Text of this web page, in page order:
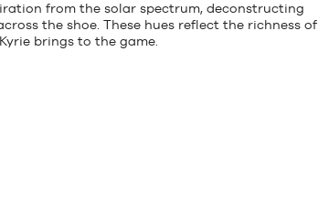
from the solar spectrum, deconstructing
the shoe. These hues reflect the richness of
brings to the game.